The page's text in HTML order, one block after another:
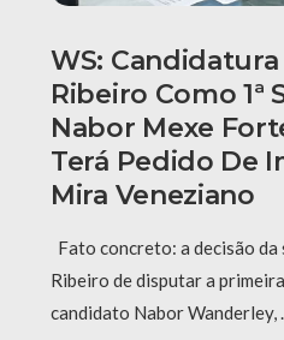
WS:
Ribeiro Como 1ª
Nabor Mexe
Terá Pedido De
Mira Veneziano
Fato concreto: a decisão
Ribeiro de disputar a
candidato Nabor Wanderley,